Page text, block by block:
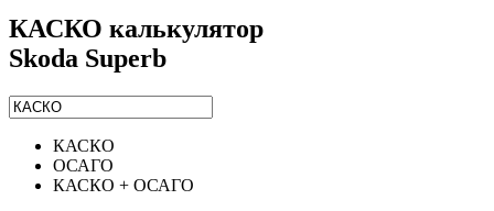
КАСКО калькулятор
Skoda Superb
КАСКО
ОСАГО
КАСКО + ОСАГО